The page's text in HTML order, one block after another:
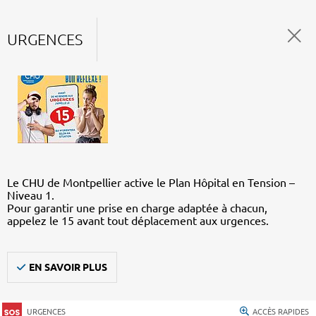
URGENCES
Le CHU de Montpellier active le Plan Hôpital en Tension –
Niveau 1.
Pour garantir une prise en charge adaptée à chacun,
appelez le 15 avant tout déplacement aux urgences.
EN SAVOIR PLUS
URGENCES ACCÈS RAPIDES